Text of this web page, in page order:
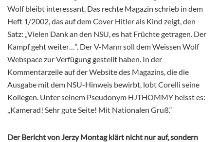
Wolf bleibt interessant. Das rechte Magazin schrieb in dem
Heft 1/2002, das auf dem Cover Hitler als Kind zeigt, den
Satz: „Vielen Dank an den NSU, es hat Früchte getragen. Der
Kampf geht weiter…“. Der V-Mann soll dem Weissen Wolf
Webspace zur Verfügung gestellt haben. In der
Kommentarzeile auf der Website des Magazins, die die
Ausgabe mit dem NSU-Hinweis bewirbt, lobt Corelli seine
Kollegen. Unter seinem Pseudonym HJTHOMMY heisst es:
„Kamerad! Sehr gute Seite! Mit Nationalen Gruß.“
Der Bericht von Jerzy Montag klärt nicht nur auf, sondern